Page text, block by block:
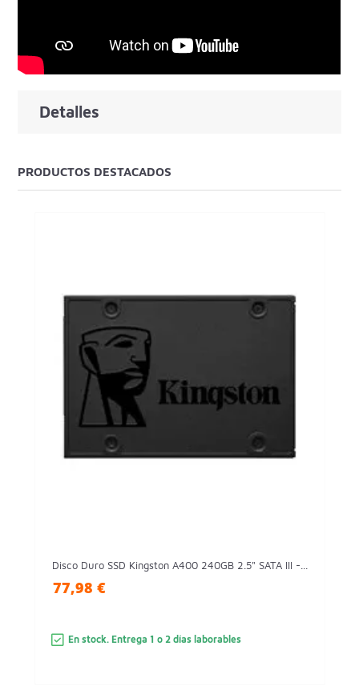
Detalles
PRODUCTOS DESTACADOS
Disco Duro SSD Kingston A400 240GB 2.5" SATA III -...
77,98 €
En stock. Entrega 1 o 2 días laborables